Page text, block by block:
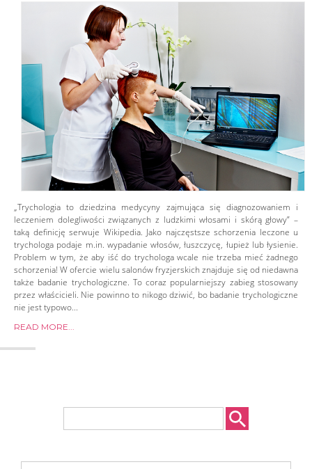
„Trychologia to dziedzina medycyny zajmująca się diagnozowaniem i
leczeniem dolegliwości związanych z ludzkimi włosami i skórą głowy” –
taką definicję serwuje Wikipedia. Jako najczęstsze schorzenia leczone u
trychologa podaje m.in. wypadanie włosów, łuszczycę, łupież lub łysienie.
Problem w tym, że aby iść do trychologa wcale nie trzeba mieć żadnego
schorzenia! W ofercie wielu salonów fryzjerskich znajduje się od niedawna
także badanie trychologiczne. To coraz popularniejszy zabieg stosowany
przez właścicieli. Nie powinno to nikogo dziwić, bo badanie trychologiczne
nie jest typowo...
READ MORE...